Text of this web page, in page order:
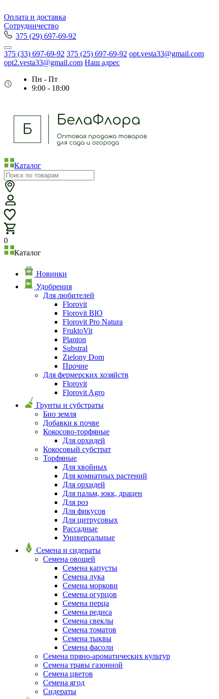
Оплата и доставка
Сотрудничество
375 (29) 697-69-92
375 (33) 697-69-92 375 (25) 697-69-92 opt.vesta33@gmail.com
opt2.vesta33@gmail.com Наш адрес
Пн - Пт
9:00 - 18:00
Каталог
0
Каталог
Новинки
Удобрения
Для любителей
Florovit
Florovit BIO
Florovit Pro Natura
FruktoVit
Planton
Substral
Zielony Dom
Прочие
Для фермерских хозяйств
Florovit
Florovit Agro
Грунты и субстраты
Био земля
Добавки к почве
Кокосово-торфяные
Для орхидей
Кокосовый субстрат
Торфяные
Для хвойных
Для комнатных растений
Для орхидей
Для пальм, юкк, драцен
Для роз
Для фикусов
Для цитрусовых
Рассадные
Универсальные
Семена и сидераты
Семена овощей
Семена капусты
Семена лука
Семена моркови
Семена огурцов
Семена перца
Семена редиса
Семена свеклы
Семена томатов
Семена тыквы
Семена фасоли
Семена пряно-ароматических культур
Семена травы газонной
Семена цветов
Семена ягод
Сидераты